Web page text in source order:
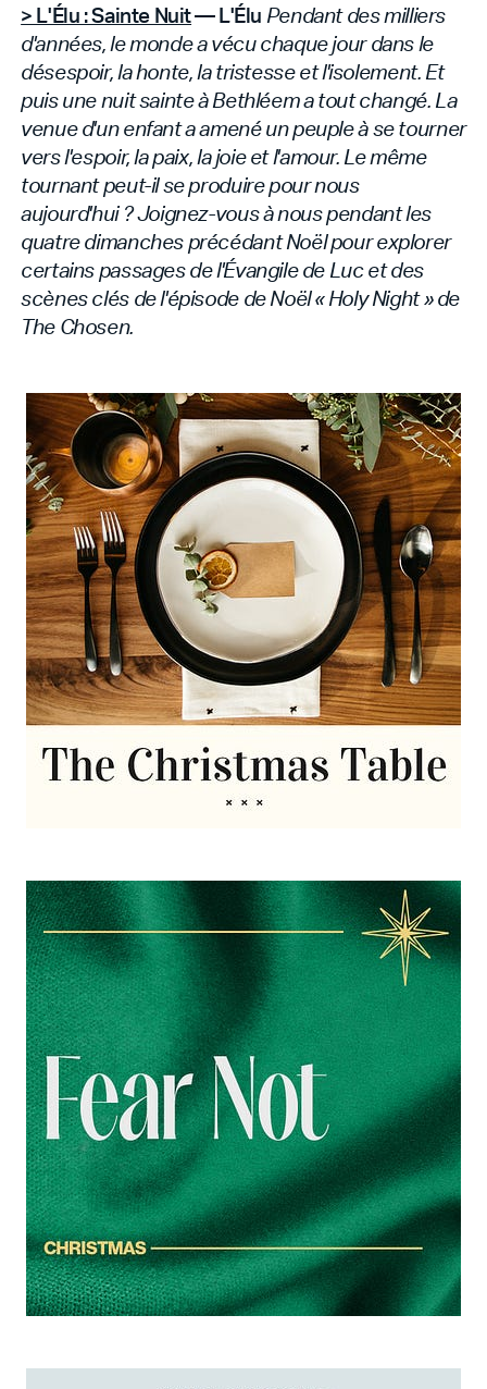
> L'Élu : Sainte Nuit— L'Élu Pendant des milliers
d'années, le monde a vécu chaque jour dans le
désespoir, la honte, la tristesse et l'isolement. Et
puis une nuit sainte à Bethléem a tout changé. La
venue d'un enfant a amené un peuple à se tourner
vers l'espoir, la paix, la joie et l'amour. Le même
tournant peut-il se produire pour nous
aujourd'hui ? Joignez-vous à nous pendant les
quatre dimanches précédant Noël pour explorer
certains passages de l'Évangile de Luc et des
scènes clés de l'épisode de Noël « Holy Night » de
The Chosen.